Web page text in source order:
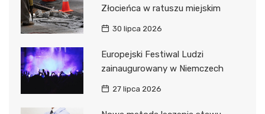
Złocieńca w ratuszu miejskim
30 lipca 2026
Europejski Festiwal Ludzi
zainaugurowany w Niemczech
27 lipca 2026